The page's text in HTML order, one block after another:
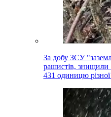
За добу ЗСУ
рашистів,
431 одиницю різної